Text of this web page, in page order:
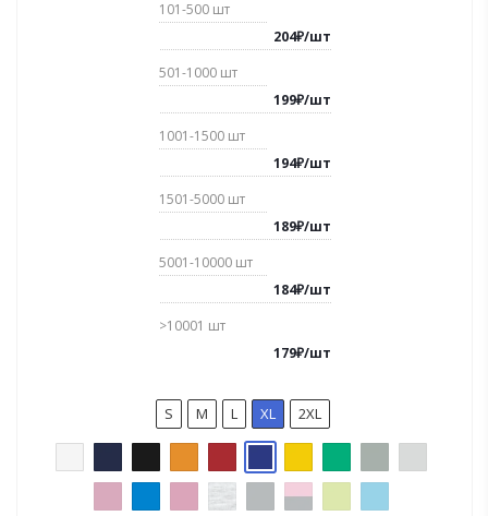
101-500 шт
204₽/шт
501-1000 шт
199₽/шт
1001-1500 шт
194₽/шт
1501-5000 шт
189₽/шт
5001-10000 шт
184₽/шт
>10001 шт
179₽/шт
S M L XL 2XL